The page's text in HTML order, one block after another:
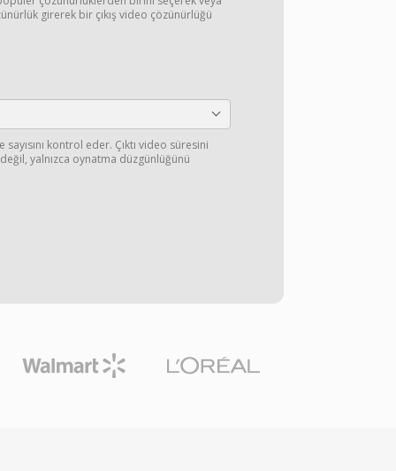
girerek bir çıkış video çözünürlüğü
kontrol eder. Çıktı video süresini
yalnızca oynatma düzgünlüğünü